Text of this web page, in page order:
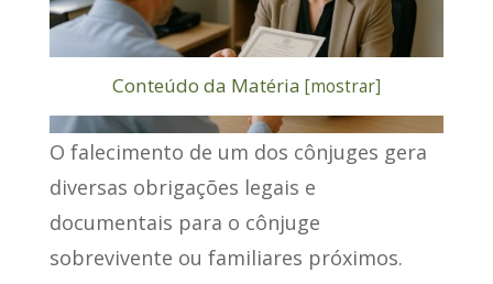
Conteúdo da Matéria [mostrar]
O falecimento de um dos cônjuges gera
diversas obrigações legais e
documentais para o cônjuge
sobrevivente ou familiares próximos.